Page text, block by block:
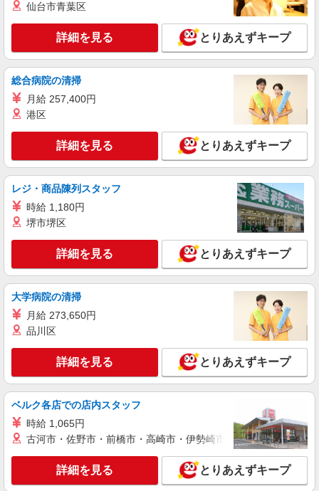
アルバイト パート
すき家 清水鳥坂店
すき家の店舗スタッフ（接客・調理・清掃な
ど）
詳細を見る
パート
すき家 52号清水興津店
すき家の店舗スタッフ（接客・調理・清掃な
時給1,150円 ※22:00〜翌5:00：時給1,438円 ※
高校生時給1,100円 ※早朝手当（5:00〜9:00）時給
＋150円
静岡県静岡市清水区興津中町字金山下1371-1
キープ 詳細を見る
派遣社員
株式会社kotrio /●SZ-H-1768751
食で幸せを届ける「幸活」始めませんか？調理
STAFF募集中
時給1400円〜≪交通費全額支給(ガソリン代含
む)/日払い有/経験者優遇≫
静岡市清水区｜最寄り駅：草薙
キープ 詳細を見る
仙台市青葉区
詳細を見る とりあえずキープ
総合病院の清掃
月給 257,400円
港区
詳細を見る とりあえずキープ
レジ・商品陳列スタッフ
時給 1,180円
堺市堺区
詳細を見る とりあえずキープ
大学病院の清掃
月給 273,650円
品川区
詳細を見る とりあえずキープ
ベルク各店での店内スタッフ
時給 1,065円
古河市・佐野市・前橋市・高崎市・伊勢崎市・太田市・館林市
詳細を見る とりあえずキープ